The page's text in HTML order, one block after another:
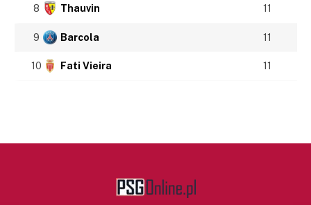
8 Thauvin 11
9 Barcola 11
10 Fati Vieira 11